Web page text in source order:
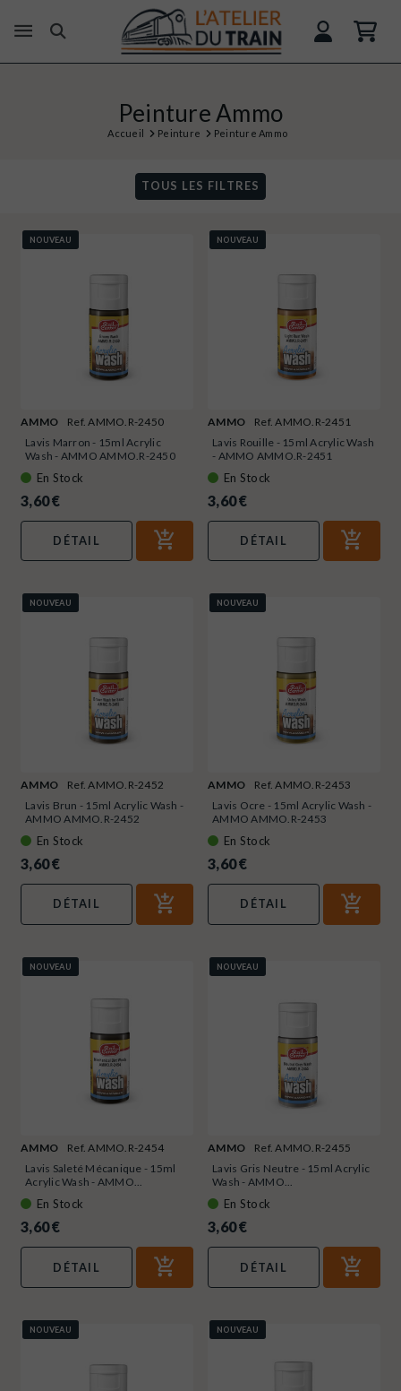
Peinture Ammo
Accueil Peinture Peinture Ammo
TOUS LES FILTRES
NOUVEAU
AMMO
Ref. AMMO.R-2450
Lavis Marron - 15ml Acrylic
Wash - AMMO AMMO.R-2450
En Stock
3,60 €
DÉTAIL
NOUVEAU
AMMO
Ref. AMMO.R-2451
Lavis Rouille - 15ml Acrylic Wash
- AMMO AMMO.R-2451
En Stock
3,60 €
DÉTAIL
NOUVEAU
AMMO
Ref. AMMO.R-2452
Lavis Brun - 15ml Acrylic Wash -
AMMO AMMO.R-2452
En Stock
3,60 €
DÉTAIL
NOUVEAU
AMMO
Ref. AMMO.R-2453
Lavis Ocre - 15ml Acrylic Wash -
AMMO AMMO.R-2453
En Stock
3,60 €
DÉTAIL
NOUVEAU
AMMO
Ref. AMMO.R-2454
Lavis Saleté Mécanique - 15ml
Acrylic Wash - AMMO...
En Stock
3,60 €
DÉTAIL
NOUVEAU
AMMO
Ref. AMMO.R-2455
Lavis Gris Neutre - 15ml Acrylic
Wash - AMMO...
En Stock
3,60 €
DÉTAIL
NOUVEAU NOUVEAU